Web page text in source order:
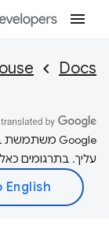
Docs
עליך. בתרגומים